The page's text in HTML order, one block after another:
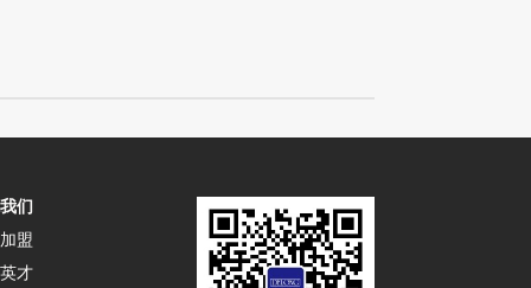
们
盟
才